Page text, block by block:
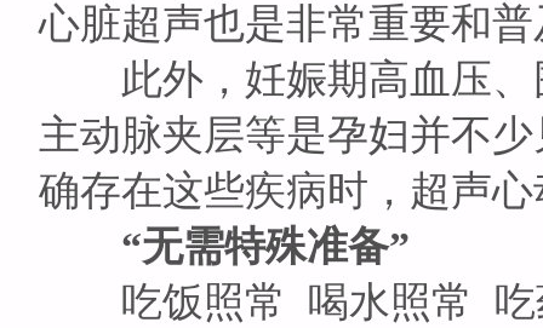
心脏超声也是非常重要和
此外，妊娠期高血压、
主动脉夹层等是孕妇并不
确存在这些疾病时，超声
“无需特殊准备”
吃饭照常 喝水照常 吃